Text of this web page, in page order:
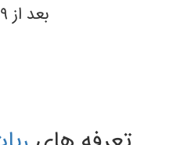
بعد از ۶۹ روز